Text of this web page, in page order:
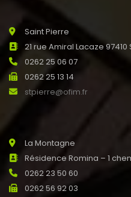
Saint Pierre
21 rue Amiral Lacaze 97410
0262 25 06 07
0262 25 13 14
stpierre@ofim.fr
La Montagne
Résidence Romina – 1
0262 23 50 60
0262 56 92 03